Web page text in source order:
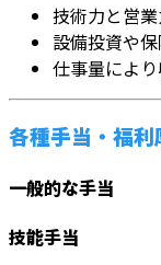
技術力と営
設備投資や
仕事量によ
各種手当・福利
一般的な手当
技能手当